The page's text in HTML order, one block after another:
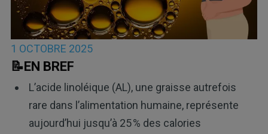
1 OCTOBRE 2025
📝EN BREF
L’acide linoléique (AL), une graisse autrefois
rare dans l’alimentation humaine, représente
aujourd’hui jusqu’à 25 % des calories